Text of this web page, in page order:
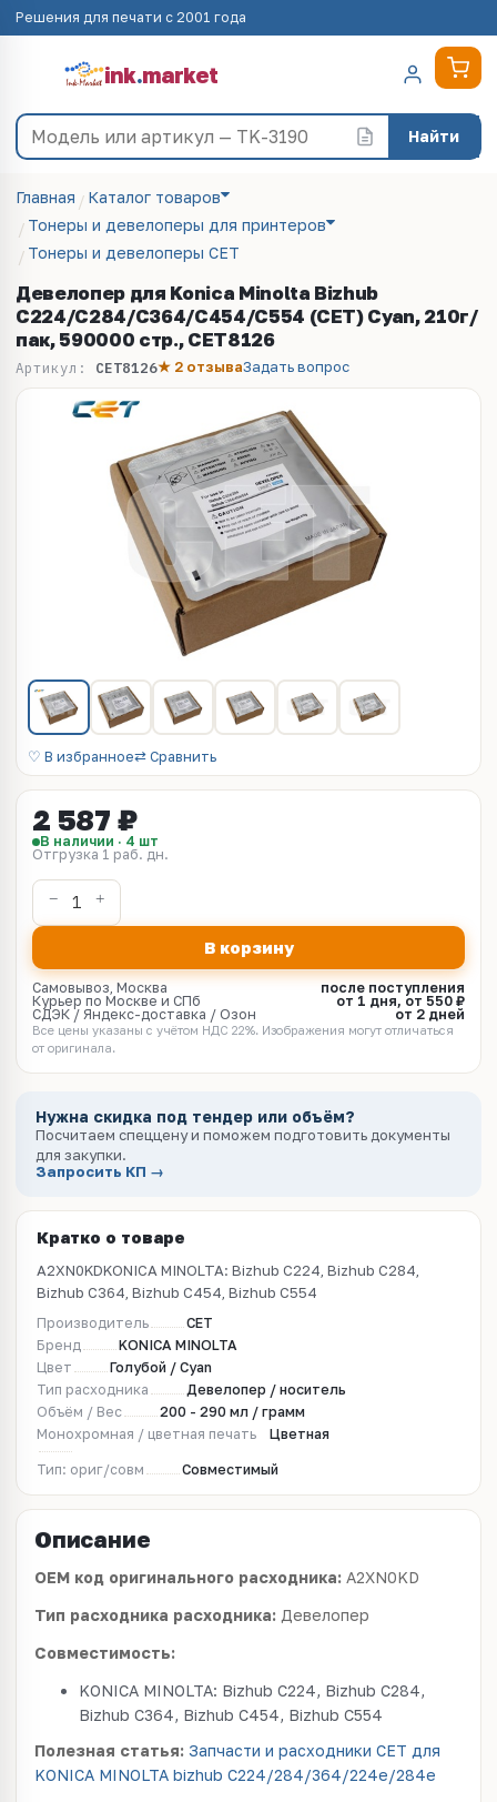
Решения для печати с 2001 года
ink.market
Найти
Главная
Каталог товаров
Тонеры и девелоперы для принтеров
Тонеры и девелоперы CET
Девелопер для Konica Minolta Bizhub
C224/C284/C364/C454/C554 (CET) Cyan, 210г/
пак, 590000 стр., CET8126
Артикул: CET8126★ 2 отзываЗадать вопрос
♡ В избранное⇄ Сравнить
2 587 ₽
В наличии · 4 шт
Отгрузка 1 раб. дн.
В корзину
Самовывоз, Москва
после поступления
Курьер по Москве и СПб
от 1 дня, от 550 ₽
СДЭК / Яндекс-доставка / Озон
от 2 дней
Все цены указаны с учётом НДС 22%. Изображения могут отличаться
от оригинала.
Нужна скидка под тендер или объём?
Посчитаем спеццену и поможем подготовить документы
для закупки.
Запросить КП →
Кратко о товаре
A2XN0KDKONICA MINOLTA: Bizhub C224, Bizhub C284,
Bizhub C364, Bizhub C454, Bizhub C554
Производитель
CET
Бренд
KONICA MINOLTA
Цвет
Голубой / Cyan
Тип расходника
Девелопер / носитель
Объём / Вес
200 - 290 мл / грамм
Монохромная / цветная печать
Цветная
Тип: ориг/совм Совместимый
Описание
OEM код оригинального расходника: A2XN0KD
Тип расходника расходника: Девелопер
Совместимость:
KONICA MINOLTA: Bizhub C224, Bizhub C284,
Bizhub C364, Bizhub C454, Bizhub C554
Полезная статья: Запчасти и расходники CET для
KONICA MINOLTA bizhub C224/284/364/224e/284e